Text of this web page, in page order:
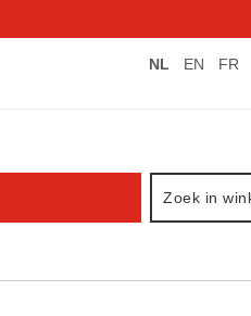
NL EN FR